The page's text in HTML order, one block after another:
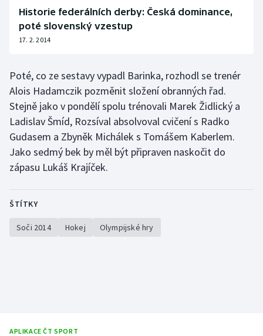
Lezení
Lyže a snowboard
Moderní pětiboj
Motorsport
Olympijské hry
Parasport
Short track
Historie federálních derby: Česká dominance,
poté slovenský vzestup
17. 2. 2014
Poté, co ze sestavy vypadl Barinka, rozhodl se trenér
Alois Hadamczik pozměnit složení obranných řad.
Stejně jako v pondělí spolu trénovali Marek Židlický a
Ladislav Šmíd, Rozsíval absolvoval cvičení s Radko
Gudasem a Zbyněk Michálek s Tomášem Kaberlem.
Jako sedmý bek by měl být připraven naskočit do
zápasu Lukáš Krajíček.
ŠTÍTKY
Soči 2014 Hokej Olympijské hry
APLIKACE ČT SPORT